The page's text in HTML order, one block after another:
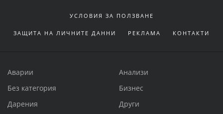
УСЛОВИЯ ЗА ПОЛЗВАНЕ
ЗАЩИТА НА ЛИЧНИТЕ ДАННИ РЕКЛАМА КОНТАКТИ
Аварии
Анализи
Без категория
Бизнес
Дарения
Други